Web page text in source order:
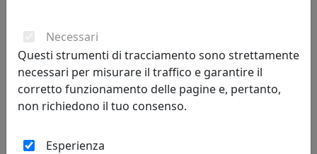
partecipare a questo spirito contemporaneo in
continua trasformazione proponendo gamme sempre
più ricche e personalizzate, capaci di vestire ambienti
diversi, dinamici, multicolore. Abbiamo deciso di
accogliere e interpretare le luci di una società in
varietà.
Necessari
Questi strumenti di tracciamento sono strettamente
necessari per misurare il traffico e garantire il
corretto funzionamento delle pagine e, pertanto,
non richiedono il tuo consenso.
Esperienza